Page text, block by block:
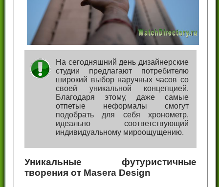
На сегодняшний день дизайнерские
студии предлагают потребителю
широкий выбор наручных часов со
своей уникальной концепцией.
Благодаря этому, даже самые
отпетые неформалы смогут
подобрать для себя хронометр,
идеально соответствующий
индивидуальному мироощущению.
Уникальные футуристичные
творения от Masera Design